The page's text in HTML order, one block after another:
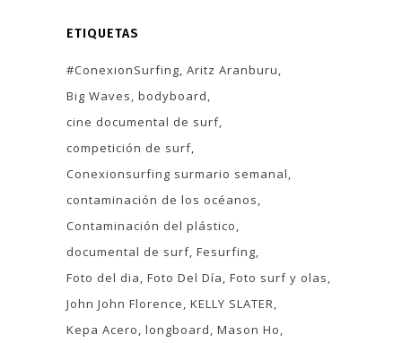
ETIQUETAS
#ConexionSurfing Aritz Aranburu
Big Waves bodyboard
cine documental de surf
competición de surf
Conexionsurfing surmario semanal
contaminación de los océanos
Contaminación del plástico
documental de surf Fesurfing
Foto del dia Foto Del Día Foto surf y olas
John John Florence KELLY SLATER
Kepa Acero longboard Mason Ho